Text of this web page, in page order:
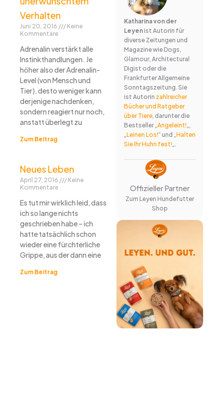
Verhalten
Juni 20, 2016
Keine
Kommentare
Adrenalin verstärkt alle
Instinkthandlungen. Je
höher also der Adrenalin-
Level (von Mensch und
Tier), desto weniger kann
derjenige nachdenken,
sondern reagiert nur noch,
anstatt überlegt zu
Zum Beitrag
Neues Leben
April 27, 2016
Keine
Kommentare
Es tut mir wirklich leid, dass
ich so lange nichts
geschrieben habe – ich
hatte tatsächlich schon
wieder eine fürchterliche
Grippe, aus der dann eine
Zum Beitrag
Katharina von der
Leyenist Autorin für
diverse Zeitungen und
Magazine wie Dogs,
Glamour, Architectural
Digist oder die
Frankfurter Allgemeine
Sonntagszeitung. Sie
ist Autorin zahlreicher
Bücher und Ratgeber
über Tiere, darunter die
Bestseller „Angeleint!„,
„Leinen Los!“ und „Halten
Sie Ihr Huhn fest!„.
Offizieller Partner
Zum Leyen Hundefutter
Shop